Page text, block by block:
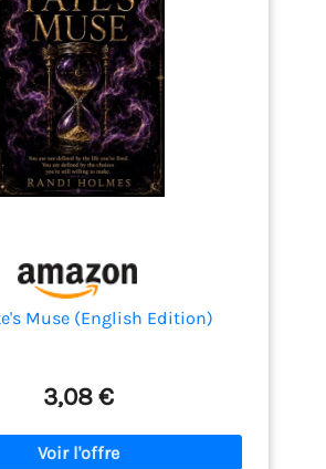
Muse (English Edition)
3,08 €